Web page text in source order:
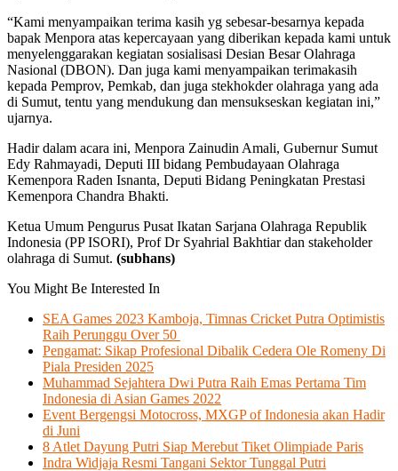
“Kami menyampaikan terima kasih yg sebesar-besarnya kepada
bapak Menpora atas kepercayaan yang diberikan kepada kami untuk
menyelenggarakan kegiatan sosialisasi Desian Besar Olahraga
Nasional (DBON). Dan juga kami menyampaikan terimakasih
kepada Pemprov, Pemkab, dan juga stekhokder olahraga yang ada
di Sumut, tentu yang mendukung dan mensukseskan kegiatan ini,”
ujarnya.
Hadir dalam acara ini, Menpora Zainudin Amali, Gubernur Sumut
Edy Rahmayadi, Deputi III bidang Pembudayaan Olahraga
Kemenpora Raden Isnanta, Deputi Bidang Peningkatan Prestasi
Kemenpora Chandra Bhakti.
Ketua Umum Pengurus Pusat Ikatan Sarjana Olahraga Republik
Indonesia (PP ISORI), Prof Dr Syahrial Bakhtiar dan stakeholder
olahraga di Sumut. (subhans)
You Might Be Interested In
SEA Games 2023 Kamboja, Timnas Cricket Putra Optimistis
Raih Perunggu Over 50
Pengamat: Sikap Profesional Dibalik Cedera Ole Romeny Di
Piala Presiden 2025
Muhammad Sejahtera Dwi Putra Raih Emas Pertama Tim
Indonesia di Asian Games 2022
Event Bergengsi Motocross, MXGP of Indonesia akan Hadir
di Juni
8 Atlet Dayung Putri Siap Merebut Tiket Olimpiade Paris
Indra Widjaja Resmi Tangani Sektor Tunggal Putri